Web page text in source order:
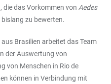
die das Vorkommen von Aedes
zu bewerten.
Brasilien arbeitet das Team
der Auswertung von
von Menschen in Rio de
können in Verbindung mit